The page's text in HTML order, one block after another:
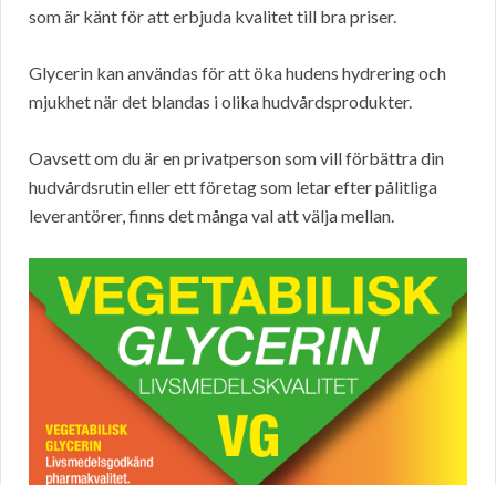
som är känt för att erbjuda kvalitet till bra priser.
Glycerin kan användas för att öka hudens hydrering och
mjukhet när det blandas i olika hudvårdsprodukter.
Oavsett om du är en privatperson som vill förbättra din
hudvårdsrutin eller ett företag som letar efter pålitliga
leverantörer, finns det många val att välja mellan.